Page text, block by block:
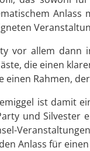
vor allem dann
die einen
einen Rahmen,
ist damit
und
Anlass für